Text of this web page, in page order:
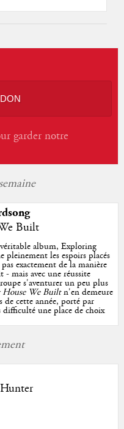
garder notre
Built
album, Exploring
pleinement les espoirs placés
exactement de la manière
mais avec une réussite
s'aventurer un peu plus
House We Builtn'en demeure
de cette année, porté par
difficulté une place de choix